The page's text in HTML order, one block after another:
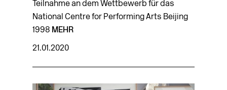
Teilnahme an dem Wettbewerb für das
National Centre for Performing Arts Beijing
1998 MEHR
21.01.2020